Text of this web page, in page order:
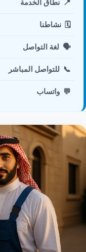
📍 نطاق الخدمة
🗓️ نشاطنا
🗣️ لغة التواصل
📞 للتواصل المباشر
💬 واتساب